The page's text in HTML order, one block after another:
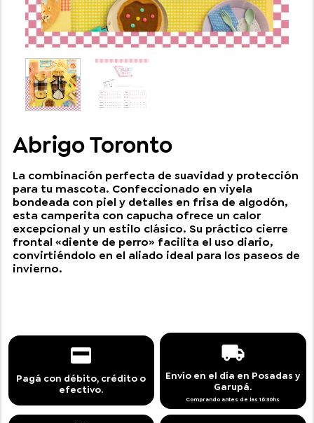
Abrigo Toronto
La combinación perfecta de suavidad y protección
para tu mascota. Confeccionado en viyela
bondeada con piel y detalles en frisa de algodón,
esta camperita con capucha ofrece un calor
excepcional y un estilo clásico. Su práctico cierre
frontal «diente de perro» facilita el uso diario,
convirtiéndolo en el aliado ideal para los paseos de
invierno.
Pagá con débito, crédito o
efectivo.
Envío en el día en Posadas y
Garupá.
Comprando antes de las 16:30hs